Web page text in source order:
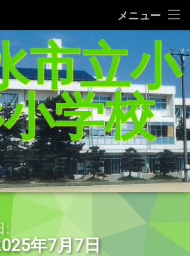
メニュー
介(1/27追加）
イトまとめ（5／21追加）
言葉
利用の約束/「おだいじね」ルール
基本方針
約
事予定表
市立小
学校
:
年7月7日